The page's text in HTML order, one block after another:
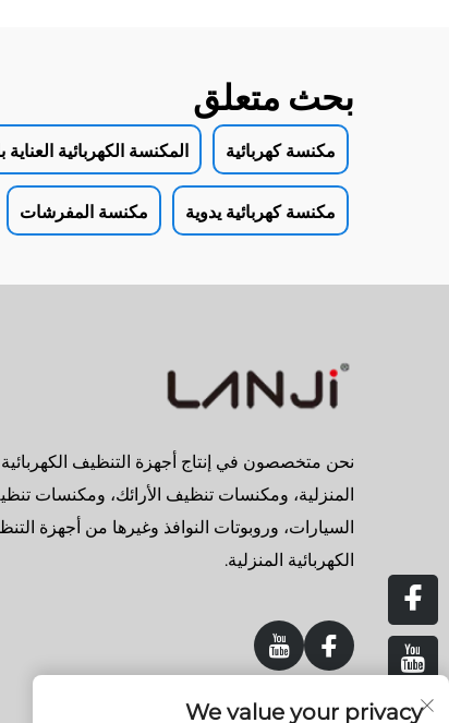
بحث متعلق
مكنسة كهربائية المكنسة الكهربائية العناية
مكنسة كهربائية يدوية مكنسة المفرشات
نحن متخصصون في إنتاج أجهزة التنظيف الكهربائية
المنزلية، ومكنسات تنظيف الأرائك، ومكنسات
السيارات، وروبوتات النوافذ وغيرها من أجهزة
الكهربائية المنزلية.
We value your privacy